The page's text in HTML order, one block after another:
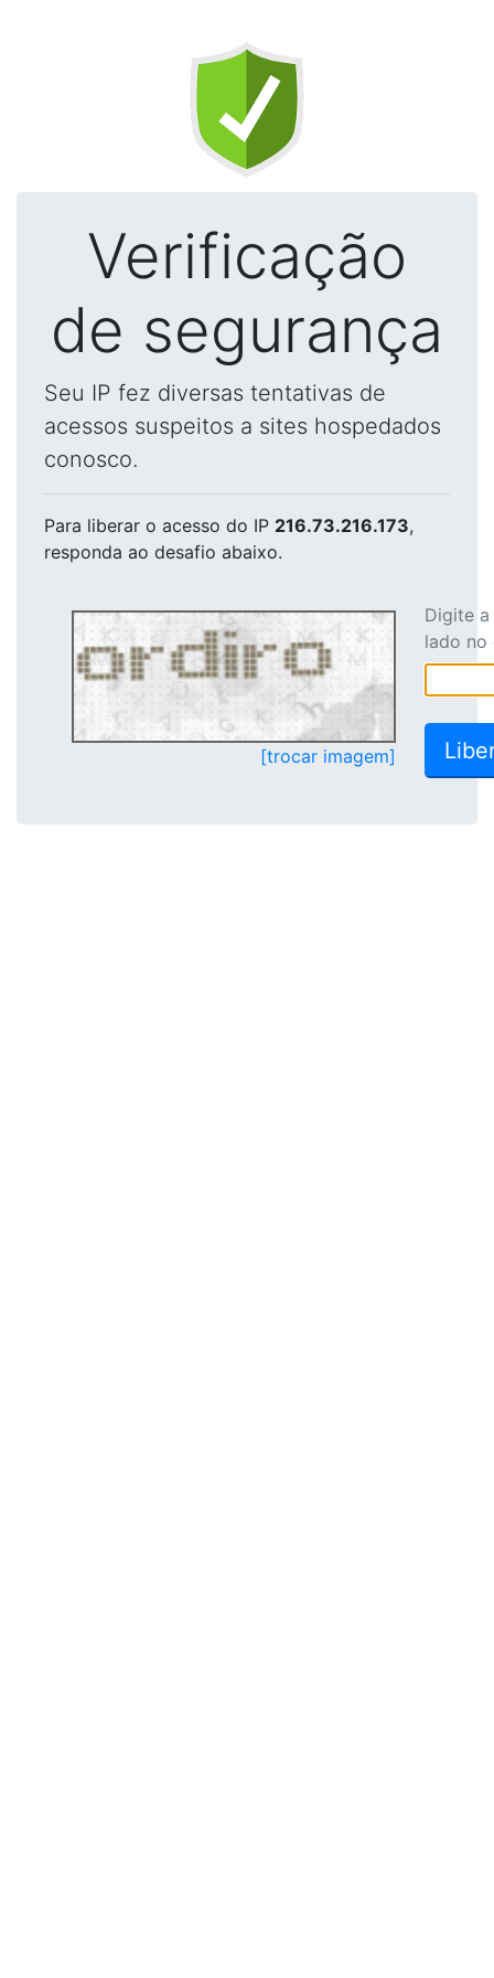
Verificação
de segurança
Seu IP fez diversas tentativas de
acessos suspeitos a sites hospedados
conosco.
Para liberar o acesso do IP 216.73.216.173,
responda ao desafio abaixo.
[trocar imagem]
Digite
lado no